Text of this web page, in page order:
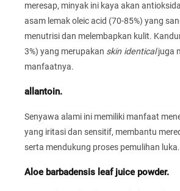
meresap, minyak ini kaya akan
asam lemak oleic acid (70-85%) yang
menutrisi dan melembapkan kulit.
3%) yang merupakan skin identicaljuga
manfaatnya.
allantoin.
Senyawa alami ini memiliki manfaat
yang iritasi dan sensitif, membantu
serta mendukung proses pemulihan luka.
Aloe barbadensis leaf juice powder.